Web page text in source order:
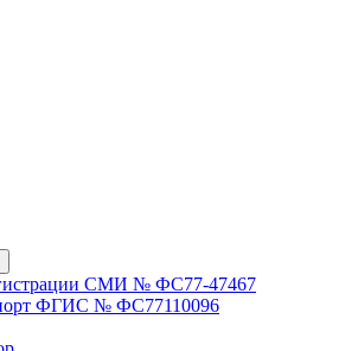
СМИ № ФС77-47467
ФГИС № ФС77110096